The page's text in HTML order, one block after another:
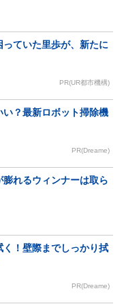
ていた里歩が、新たに
PR(UR都市機構)
？最新ロボット掃除機
PR(Dreame)
れるウィンナーは取ら
く！壁際までしっかり拭
PR(Dreame)